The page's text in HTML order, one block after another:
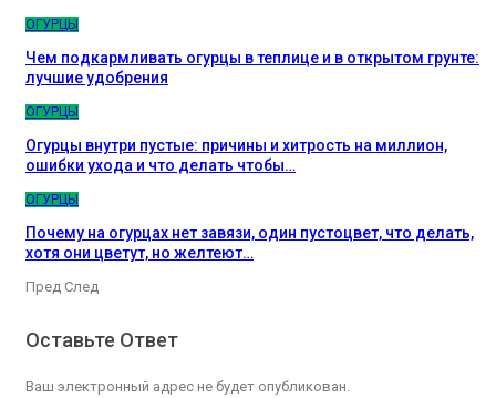
ОГУРЦЫ
Чем подкармливать огурцы в теплице и в открытом грунте:
лучшие удобрения
ОГУРЦЫ
Огурцы внутри пустые: причины и хитрость на миллион,
ошибки ухода и что делать чтобы…
ОГУРЦЫ
Почему на огурцах нет завязи, один пустоцвет, что делать,
хотя они цветут, но желтеют…
Пред След
Оставьте Ответ
Ваш электронный адрес не будет опубликован.